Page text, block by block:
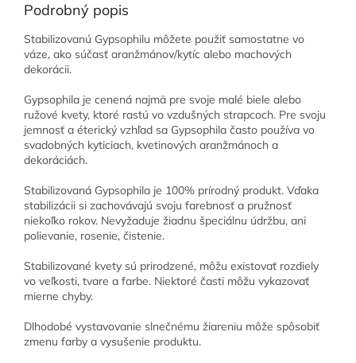
Podrobný popis
Stabilizovanú Gypsophilu môžete použiť samostatne vo
váze, ako súčasť aranžmánov/kytíc alebo machových
dekorácii.
Gypsophila je cenená najmä pre svoje malé biele alebo
ružové kvety, ktoré rastú vo vzdušných strapcoch. Pre svoju
jemnosť a éterický vzhľad sa Gypsophila často používa vo
svadobných kyticiach, kvetinových aranžmánoch a
dekoráciách.
Stabilizovaná Gypsophila je 100% prírodný produkt. Vďaka
stabilizácii si zachovávajú svoju farebnosť a pružnosť
niekoľko rokov. Nevyžaduje žiadnu špeciálnu údržbu, ani
polievanie, rosenie, čistenie.
Stabilizované kvety sú prirodzené, môžu existovať rozdiely
vo veľkosti, tvare a farbe. Niektoré časti môžu vykazovať
mierne chyby.
Dlhodobé vystavovanie slnečnému žiareniu môže spôsobiť
zmenu farby a vysušenie produktu.